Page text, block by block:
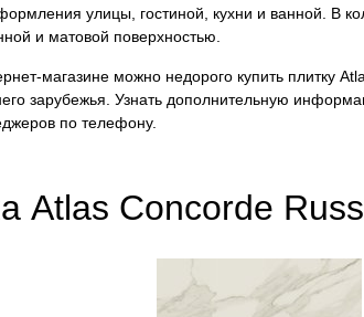
улицы, гостиной, кухни и ванной. В
и матовой поверхностью.
магазине можно недорого купить плитку
зарубежья. Узнать дополнительную
по телефону.
Atlas Concorde